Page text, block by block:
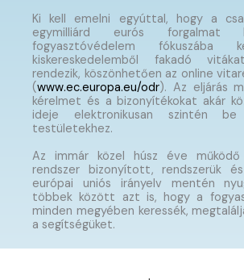
Ki kell emelni egyúttal, hogy a
egymilliárd eurós
fogyasztóvédelem fókuszába
kiskereskedelemből fakadó
rendezik, köszönhetően az online
(www.ec.europa.eu/odr). Az eljárás
kérelmet és a bizonyítékokat akár
ideje elektronikusan szintén
testületekhez.
Az immár közel húsz éve
rendszer bizonyított, rendszerük
európai uniós irányelv mentén
többek között azt is, hogy a
minden megyében keressék,
a segítségüket.